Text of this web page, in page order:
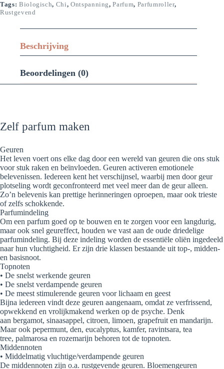
Tags: Biologisch, Chi, Ontspanning,Parfum, Parfumroller,
Rustgevend
Beschrijving
Beoordelingen (0)
Zelf parfum maken
Geuren
Het leven voert ons elke dag door een wereld van geuren die ons stuk
voor stuk raken en beïnvloeden. Geuren activeren emotionele
belevenissen. Iedereen kent het verschijnsel, waarbij men door geur
plotseling wordt geconfronteerd met veel meer dan de geur alleen.
Zo’n belevenis kan prettige herinneringen oproepen, maar ook trieste
of zelfs schokkende.
Parfumindeling
Om een parfum goed op te bouwen en te zorgen voor een langdurig,
maar ook snel geureffect, houden we vast aan de oude driedelige
parfumindeling. Bij deze indeling worden de essentiële oliën ingedeeld
naar hun vluchtigheid. Er zijn drie klassen bestaande uit top-, midden-
en basisnoot.
Topnoten
• De snelst werkende geuren
• De snelst verdampende geuren
• De meest stimulerende geuren voor lichaam en geest
Bijna iedereen vindt deze geuren aangenaam, omdat ze verfrissend,
opwekkend en vrolijkmakend werken op de psyche. Denk
aan bergamot, sinaasappel, citroen, limoen, grapefruit en mandarijn.
Maar ook pepermunt, den, eucalyptus, kamfer, ravintsara, tea
tree, palmarosa en rozemarijn behoren tot de topnoten.
Middennoten
• Middelmatig vluchtige/verdampende geuren
De middennoten zijn o.a. rustgevende geuren. Bloemengeuren